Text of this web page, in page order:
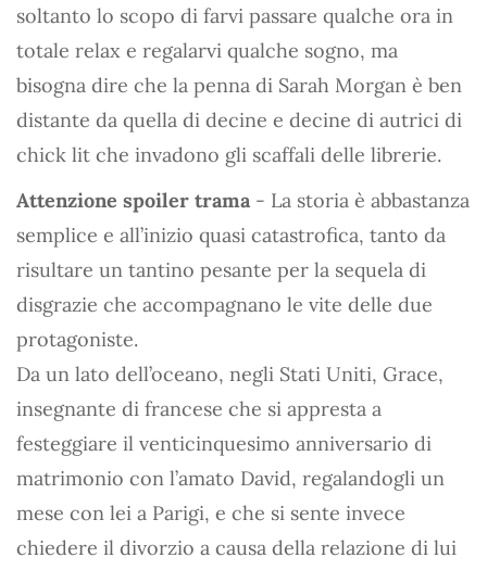
soltanto lo scopo di farvi passare qualche ora in
totale relax e regalarvi qualche sogno, ma
bisogna dire che la penna di Sarah Morgan è ben
distante da quella di decine e decine di autrici di
chick lit che invadono gli scaffali delle librerie.
Attenzione spoiler trama - La storia è abbastanza
semplice e all’inizio quasi catastrofica, tanto da
risultare un tantino pesante per la sequela di
disgrazie che accompagnano le vite delle due
protagoniste.
Da un lato dell’oceano, negli Stati Uniti, Grace,
insegnante di francese che si appresta a
festeggiare il venticinquesimo anniversario di
matrimonio con l’amato David, regalandogli un
mese con lei a Parigi, e che si sente invece
chiedere il divorzio a causa della relazione di lui